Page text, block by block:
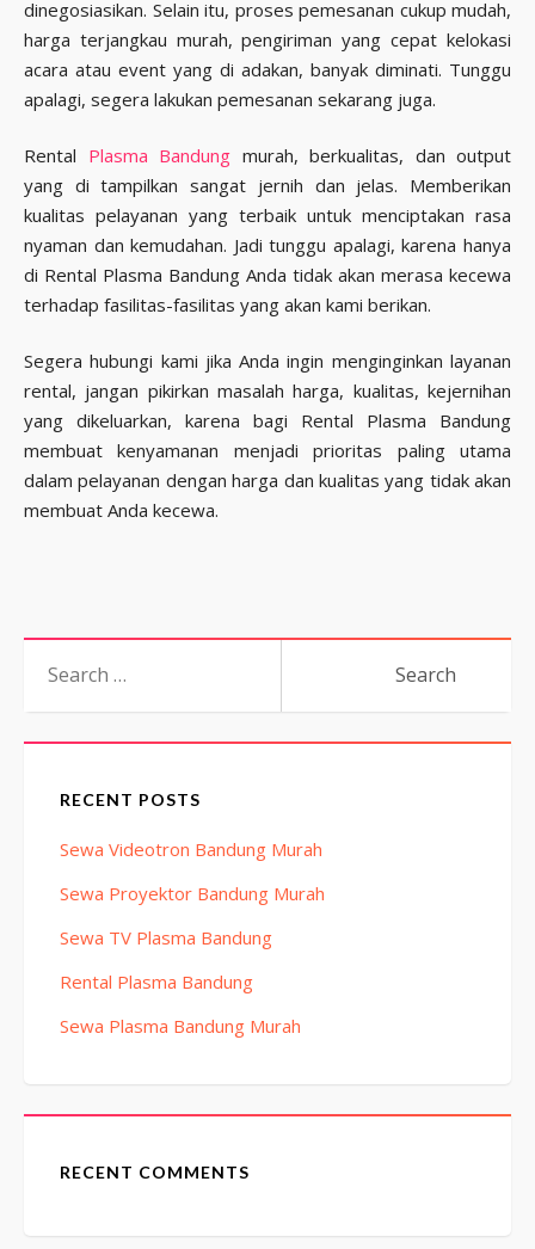
dinegosiasikan. Selain itu, proses pemesanan cukup mudah,
harga terjangkau murah, pengiriman yang cepat kelokasi
acara atau event yang di adakan, banyak diminati. Tunggu
apalagi, segera lakukan pemesanan sekarang juga.
Rental Plasma Bandung murah, berkualitas, dan output
yang di tampilkan sangat jernih dan jelas. Memberikan
kualitas pelayanan yang terbaik untuk menciptakan rasa
nyaman dan kemudahan. Jadi tunggu apalagi, karena hanya
di Rental Plasma Bandung Anda tidak akan merasa kecewa
terhadap fasilitas-fasilitas yang akan kami berikan.
Segera hubungi kami jika Anda ingin menginginkan layanan
rental, jangan pikirkan masalah harga, kualitas, kejernihan
yang dikeluarkan, karena bagi Rental Plasma Bandung
membuat kenyamanan menjadi prioritas paling utama
dalam pelayanan dengan harga dan kualitas yang tidak akan
membuat Anda kecewa.
for:
RECENT POSTS
Sewa Videotron Bandung Murah
Sewa Proyektor Bandung Murah
Sewa TV Plasma Bandung
Rental Plasma Bandung
Sewa Plasma Bandung Murah
RECENT COMMENTS